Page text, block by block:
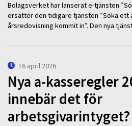
Bolagsverket har lanserat e-tjänsten
ersätter den tidigare tjänsten ”Söka ett
årsredovisning kommit in”. Den nya
16 april 2026
Nya a-kasseregler
innebär det för
arbetsgivarintyget?